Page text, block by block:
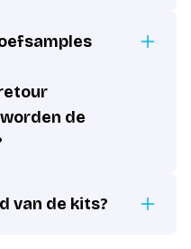
de
van de kits?